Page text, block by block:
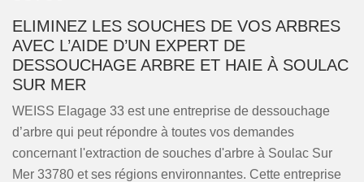
ELIMINEZ LES SOUCHES DE VOS ARBRES
AVEC L’AIDE D’UN EXPERT DE
DESSOUCHAGE ARBRE ET HAIE À SOULAC
SUR MER
WEISS Elagage 33 est une entreprise de dessouchage
d’arbre qui peut répondre à toutes vos demandes
concernant l'extraction de souches d'arbre à Soulac Sur
Mer 33780 et ses régions environnantes. Cette entreprise